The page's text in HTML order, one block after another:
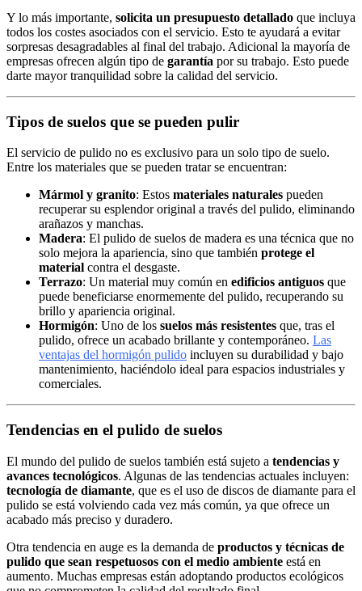
Y lo más importante, solicita un presupuesto detallado que incluya
todos los costes asociados con el servicio. Esto te ayudará a evitar
sorpresas desagradables al final del trabajo. Adicional la mayoría de
empresas ofrecen algún tipo de garantía por su trabajo. Esto puede
darte mayor tranquilidad sobre la calidad del servicio.
Tipos de suelos que se pueden pulir
El servicio de pulido no es exclusivo para un solo tipo de suelo.
Entre los materiales que se pueden tratar se encuentran:
Mármol y granito: Estos materiales naturales pueden
recuperar su esplendor original a través del pulido, eliminando
arañazos y manchas.
Madera: El pulido de suelos de madera es una técnica que no
solo mejora la apariencia, sino que también protege el
material contra el desgaste.
Terrazo: Un material muy común en edificios antiguos que
puede beneficiarse enormemente del pulido, recuperando su
brillo y apariencia original.
Hormigón: Uno de los suelos más resistentes que, tras el
pulido, ofrece un acabado brillante y contemporáneo. Las
ventajas del hormigón pulido incluyen su durabilidad y bajo
mantenimiento, haciéndolo ideal para espacios industriales y
comerciales.
Tendencias en el pulido de suelos
El mundo del pulido de suelos también está sujeto a tendencias y
avances tecnológicos. Algunas de las tendencias actuales incluyen:
tecnología de diamante, que es el uso de discos de diamante para el
pulido se está volviendo cada vez más común, ya que ofrece un
acabado más preciso y duradero.
Otra tendencia en auge es la demanda de productos y técnicas de
pulido que sean respetuosos con el medio ambiente está en
aumento. Muchas empresas están adoptando productos ecológicos